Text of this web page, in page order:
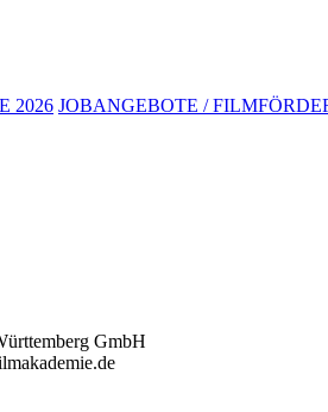
2026 JOBANGEBOTE /
GmbH